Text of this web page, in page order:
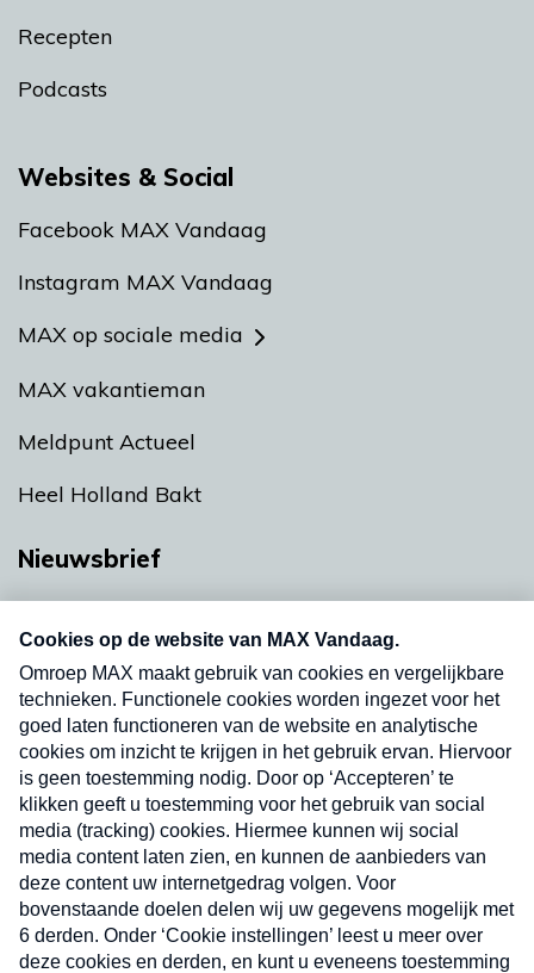
Recepten
Podcasts
Websites & Social
Facebook MAX Vandaag
Instagram MAX Vandaag
MAX op sociale media
MAX vakantieman
Meldpunt Actueel
Heel Holland Bakt
Nieuwsbrief
nieuwsbrief. Elke vrijdag- en dinsdagochtend in
uw mailbox.
Verzend
Nieuwsbrief